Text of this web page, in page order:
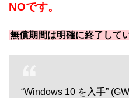
NOです。
無償期間は明確に終了して
“Windows 10 を入手”